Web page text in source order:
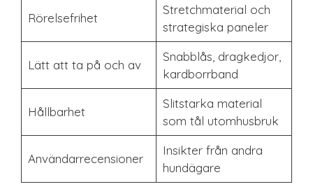
Rörelsefrihet
Stretchmaterial och
strategiska paneler
Lätt att ta på och av
Snabblås, dragkedjor,
kardborrband
Hållbarhet
Slitstarka material
som tål utomhusbruk
Användarrecensioner
Insikter från andra
hundägare